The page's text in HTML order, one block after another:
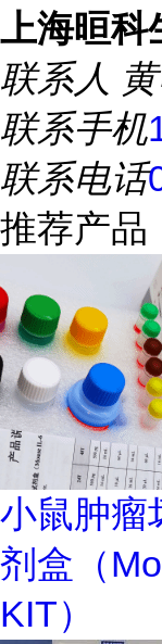
上海晅科
联系人
联系手机
联系电话
推荐产品
小鼠肿瘤
剂盒（
KIT）